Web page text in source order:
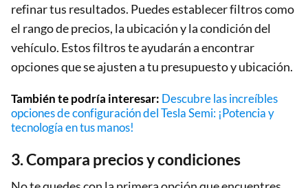
refinar tus resultados. Puedes establecer filtros como
el rango de precios, la ubicación y la condición del
vehículo. Estos filtros te ayudarán a encontrar
opciones que se ajusten a tu presupuesto y ubicación.
También te podría interesar: Descubre las increíbles
opciones de configuración del Tesla Semi: ¡Potencia y
tecnología en tus manos!
3. Compara precios y condiciones